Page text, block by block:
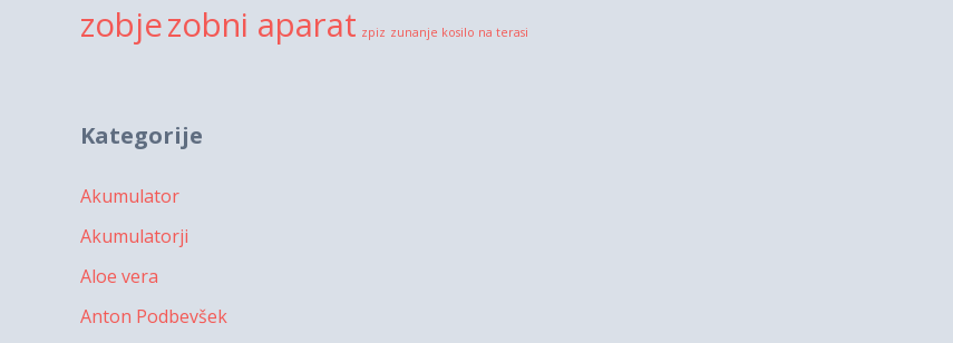
zobjezobni aparat zpiz zunanje kosilo na terasi
Kategorije
Akumulator
Akumulatorji
Aloe vera
Anton Podbevšek